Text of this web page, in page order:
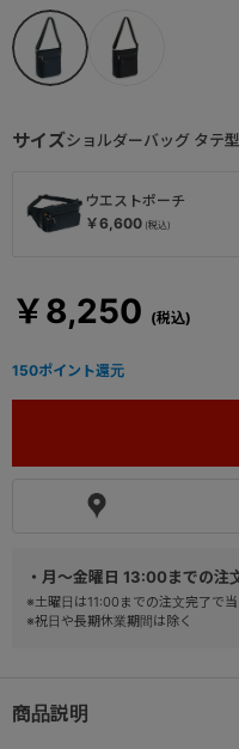
・月～金曜日 13:00までの注
※土曜日は11:00までの注文完了で
※祝日や長期休業期間は除く
￥8,250
商品説明
サイズショルダーバッグ タテ型
ウエストポーチ
￥6,600
150ポイント還元